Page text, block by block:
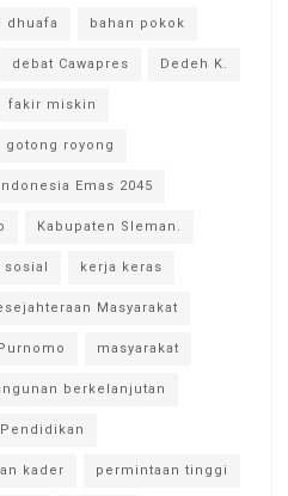
dhuafa bahan pokok
debat Cawapres Dedeh K.
fakir miskin
gotong royong
Indonesia Emas 2045
Kabupaten Sleman.
kerja keras
Masyarakat
masyarakat
berkelanjutan
Pendidikan
kader permintaan tinggi